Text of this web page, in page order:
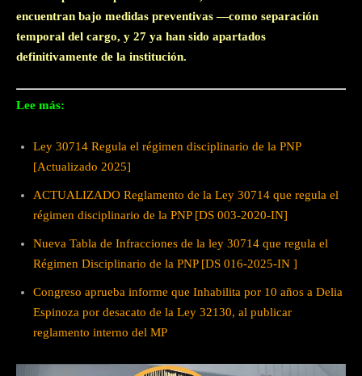
encuentran bajo medidas preventivas —como separación
temporal del cargo, y 27 ya han sido apartados
definitivamente de la institución.
Lee más:
Ley 30714 Regula el régimen disciplinario de la PNP
[Actualizado 2025]
ACTUALIZADO Reglamento de la Ley 30714 que regula el
régimen disciplinario de la PNP [DS 003-2020-IN]
Nueva Tabla de Infracciones de la ley 30714 que regula el
Régimen Disciplinario de la PNP [DS 016-2025-IN ]
Congreso aprueba informe que Inhabilita por 10 años a Delia
Espinoza por desacato de la Ley 32130, al publicar
reglamento interno del MP